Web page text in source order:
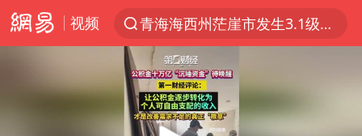
视频
青海海西州茫崖市发生3.1级地震
我国编制完成新版全月地质图
台风白海豚登陆地点更新